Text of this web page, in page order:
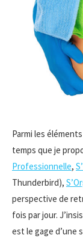
Parmi les
temps que je
Professionnelle,
Thunderbird),
perspective de
fois par jour.
est le gage d’une